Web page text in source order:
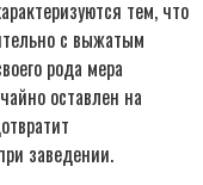
тем, что
с выжатым
рода мера
оставлен на
заведении.